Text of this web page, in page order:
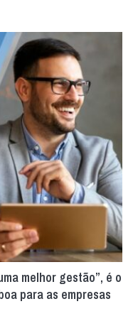
melhor gestão”, é o
para as empresas